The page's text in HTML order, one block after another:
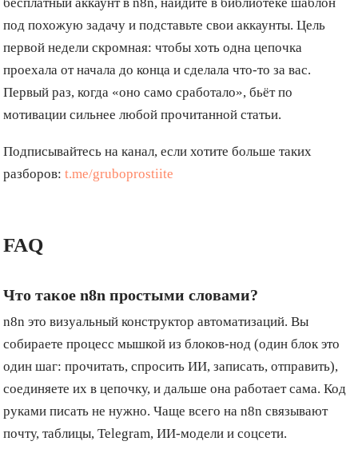
под похожую задачу и подставьте свои аккаунты. Цель
первой недели скромная: чтобы хоть одна цепочка
проехала от начала до конца и сделала что-то за вас.
Первый раз, когда «оно само сработало», бьёт по
мотивации сильнее любой прочитанной статьи.
Подписывайтесь на канал, если хотите больше таких
разборов: t.me/gruboprostiite
FAQ
Что такое n8n простыми словами?
n8n это визуальный конструктор автоматизаций. Вы
собираете процесс мышкой из блоков-нод (один блок это
один шаг: прочитать, спросить ИИ, записать, отправить),
соединяете их в цепочку, и дальше она работает сама. Код
руками писать не нужно. Чаще всего на n8n связывают
почту, таблицы, Telegram, ИИ-модели и соцсети.